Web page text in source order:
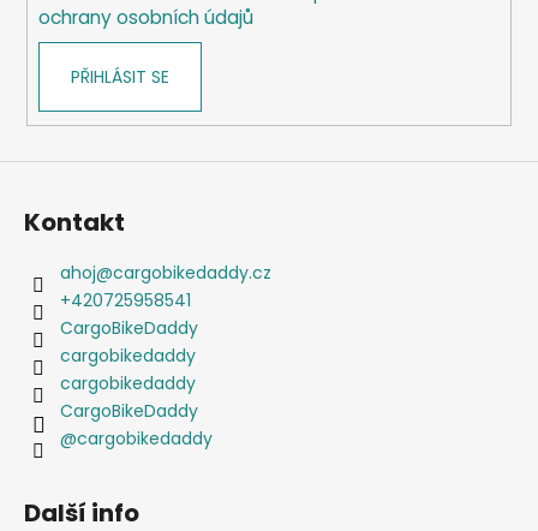
ochrany osobních údajů
PŘIHLÁSIT SE
Kontakt
ahoj@cargobikedaddy.cz
+420725958541
CargoBikeDaddy
cargobikedaddy
cargobikedaddy
CargoBikeDaddy
@cargobikedaddy
Další info